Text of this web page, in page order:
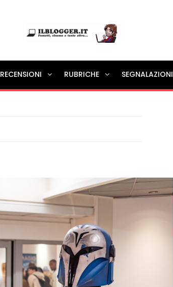
Ilblogger.it
Il portalino di blog |
RECENSIONI RUBRICHE SEGNALAZIONI